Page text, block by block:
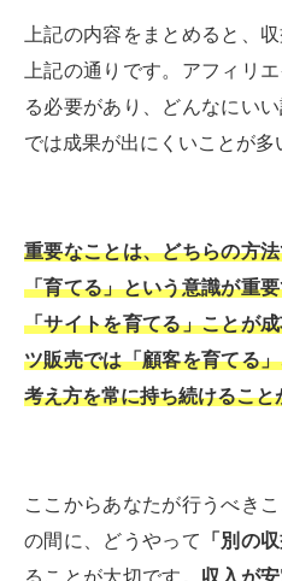
上記の内容をまとめると、
上記の通りです。アフィリ
る必要があり、どんなにい
では成果が出にくいことが多
重要なことは、どちらの方
「育てる」という意識が重
「サイトを育てる」ことが
ツ販売では「顧客を育てる
考え方を常に持ち続けること
ここからあなたが行うべき
の間に、どうやって
「別の
ることが大切です。 収入が